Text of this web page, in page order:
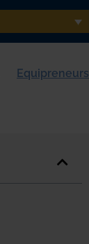
Equipreneurs